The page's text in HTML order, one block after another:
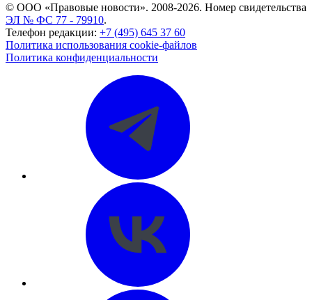
© ООО «Правовые новости». 2008-2026. Номер свидетельства
ЭЛ № ФС 77 - 79910.
Телефон редакции: +7 (495) 645 37 60
Политика использования cookie-файлов
Политика конфиденциальности